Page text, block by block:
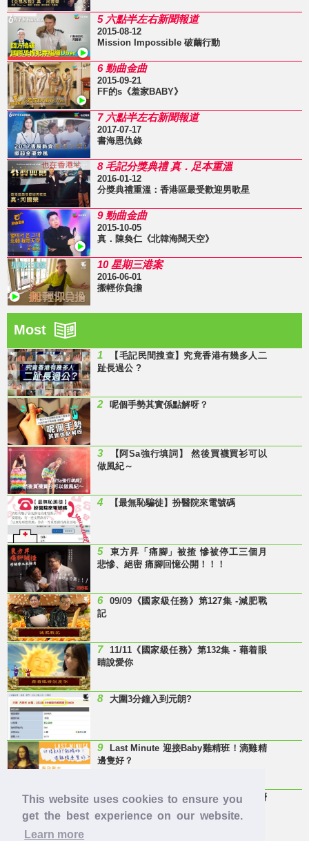
This website uses cookies to ensure you
get the best experience on our website.
Learn more
5 六點半左右新聞報道
2015-08-12
Mission Impossible 破繭行動
6 勁曲金曲
2015-09-21
FF的s《羞家BABY》
7 六點半左右新聞報道
2017-07-17
書海恩仇錄
8 毛記分獎典禮 真．足本重溫
2016-01-12
分獎典禮重溫：香港區最受歡迎男歌星
9 勁曲金曲
2015-10-05
真．陳奐仁《北韓海闊天空》
10 星期三港案
2016-06-01
搬輕你負擔
Most
1
【毛記民間搜查】究竟香港有幾多人二
趾長過公 ?
2 呢個手勢其實係點解呀？
3
【阿Sa強行填詞】 然後買襪買衫可以
做風紀～
4 【最無恥騙徒】扮醫院來電號碼
5
東方昇「痛腳」被揸 慘被停工三個月
悲慘、絕密 痛腳回憶公開！！！
6
09/09《國家級任務》第127集 -減肥戰
記
7
11/11《國家級任務》第132集 - 藉着眼
睛說愛你
8 大圍3分鐘入到元朗?
9
Last Minute 迎接Baby雞精班！滴雞精
邊隻好？
10
【童年回憶】 有冇人記得呢兩隻嘢